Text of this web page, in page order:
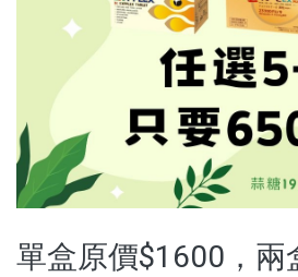
保健食品
日化用品
超值優惠
沖泡飲品
蒜糖1906限定
水光逆時系列保養品
單盒原價$1600，兩